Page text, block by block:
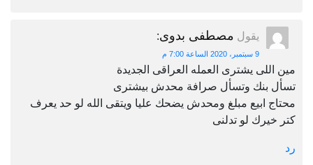
يقول مصطفى بدوى:
9 سبتمبر، 2020 الساعة 7:00 م
مين اللى يشترى العمله العراقى الجديدة
تسأل بنك وتسأل صرافة محدش بيشترى
محتاج ابيع مبلغ ومحدش يضحك عليا ويتقى الله لو حد يعرف
كتر خيرك لو تدلنى
رد